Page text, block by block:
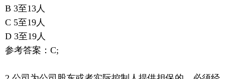
B 3至13人
C 5至19人
D 3至19人
参考答案：C;